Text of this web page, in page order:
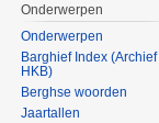
Onderwerpen
Onderwerpen
Barghief Index (Archief
HKB)
Berghse woorden
Jaartallen